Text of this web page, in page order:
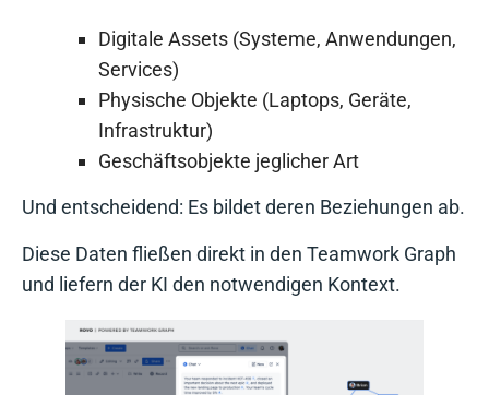
Digitale Assets (Systeme, Anwendungen,
Services)
Physische Objekte (Laptops, Geräte,
Infrastruktur)
Geschäftsobjekte jeglicher Art
Und entscheidend: Es bildet deren Beziehungen ab.
Diese Daten fließen direkt in den Teamwork Graph
und liefern der KI den notwendigen Kontext.